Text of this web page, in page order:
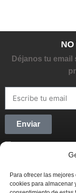
Para ofrecer las
cookies para almacenar
Déjanos tu
Enviar
Síguenos en